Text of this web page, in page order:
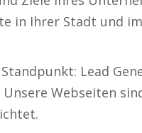
in Ihrer Stadt und
Lead
Webseiten